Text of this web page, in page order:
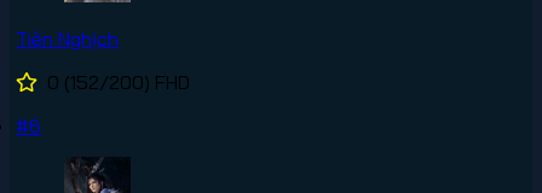
Tiên Nghịch
0 (152/200) FHD
#6